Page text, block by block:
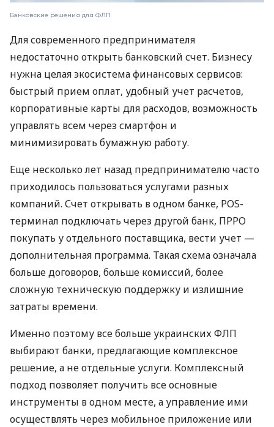
Банковские решения для ФЛП
Для современного предпринимателя
недостаточно открыть банковский счет. Бизнесу
нужна целая экосистема финансовых сервисов:
быстрый прием оплат, удобный учет расчетов,
корпоративные карты для расходов, возможность
управлять всем через смартфон и
минимизировать бумажную работу.
Еще несколько лет назад предпринимателю часто
приходилось пользоваться услугами разных
компаний. Счет открывать в одном банке, POS-
терминал подключать через другой банк, ПРРО
покупать у отдельного поставщика, вести учет —
дополнительная программа. Такая схема означала
больше договоров, больше комиссий, более
сложную техническую поддержку и излишние
затраты времени.
Именно поэтому все больше украинских ФЛП
выбирают банки, предлагающие комплексное
решение, а не отдельные услуги. Комплексный
подход позволяет получить все основные
инструменты в одном месте, а управление ими
осуществлять через мобильное приложение или